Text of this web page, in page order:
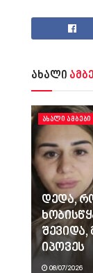
ახალი
ᲐᲮᲐᲚᲘ ᲐᲛᲑᲔᲑᲘ
დედა,
იპოვეს
08/07/2026